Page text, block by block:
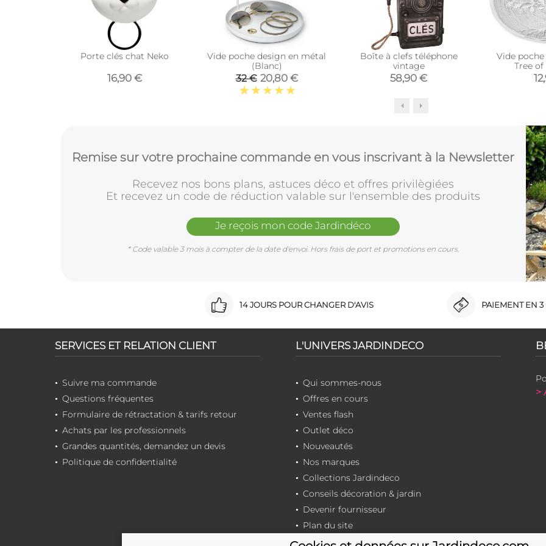
Porte clés chat Neko
16,90 €
Vide poche design en métal
(Blanc)
32 € 20,80 €
Boîte à clefs téléphone
vintage
58,90 €
Vide
Tree
Remise sur votre prochaine commande en vous inscrivant à la Newsletter
Recevez nos bons plans, astuces déco et offres privilègiées
Et recevez un code de réduction valable sur l'ensemble des produits
Je reçois mon code Jardindéco
* Code valable 3 mois à compter de la date d'envoi. Hors frais de port et promotions en cours.
14 JOURS POUR CHANGER D'AVIS PAIEMENT EN 3
SERVICES ET RELATION CLIENT
Suivre ma commande
Questions fréquentes
Formulaire de rétractation & tarifs retour
Achats par les professionnels
Grandes quantités, demandez un devis
Politique de confidentialité
L'UNIVERS JARDINDECO
Qui sommes-nous
Offres en cours
Ventes flash
Outlet déco
Nouveautés
Nos marques
Collections Jardindeco
Conseils décoration & jardin
Devenir fournisseur
Plan du site
>